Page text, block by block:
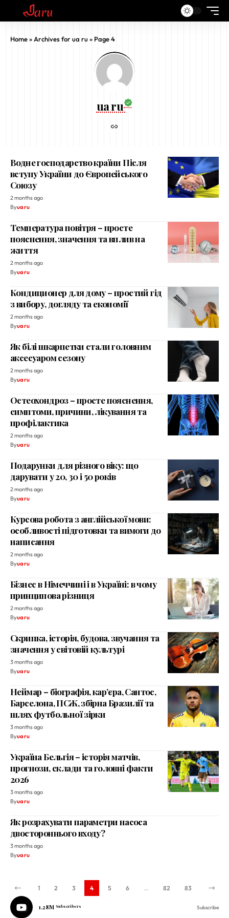
Home» Archives for ua ru » Page 4
ua ru
Водне господарство країни Після
вступу України до Європейського
Союзу
2 months ago
Byua ru
Температура повітря – просте
пояснення, значення та вплив на
життя
2 months ago
Byua ru
Кондиционер для дому – простий гід
з вибору, догляду та економії
2 months ago
Byua ru
Як білі шкарпетки стали головним
аксесуаром сезону
2 months ago
Byua ru
Остеохондроз – просте пояснення,
симптоми, причини, лікування та
профілактика
2 months ago
Byua ru
Подарунки для різного віку: що
дарувати у 20, 30 і 50 років
2 months ago
Byua ru
Курсова робота з англійської мови:
особливості підготовки та вимоги до
написання
2 months ago
Byua ru
Бізнес в Німеччині і в Україні: в чому
принципова різниця
2 months ago
Byua ru
Скрипка, історія, будова, звучання та
значення у світовій культурі
3 months ago
Byua ru
Неймар – біографія, кар’єра, Сантос,
Барселона, ПСЖ, збірна Бразилії та
шлях футбольної зірки
3 months ago
Byua ru
Україна Бельгія – історія матчів,
прогнози, склади та головні факти
2026
3 months ago
Byua ru
Як розрахувати параметри насоса
двостороннього входу?
3 months ago
Byua ru
1 2 3 4 5 6 … 82 83
1.28M Subscribers Subscribe